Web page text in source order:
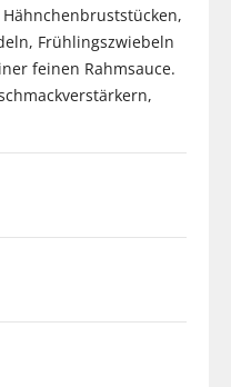
Frühlingszwiebeln
feinen Rahmsauce.